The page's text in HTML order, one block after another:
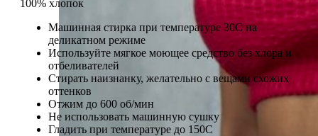
100% хлопок
Машинная стирка при температуре 30С на
деликатном режиме
Используйте мягкое моющее средство без хлора и
отбеливателей
Стирать наизнанку, желательно с вещами схожих
оттенков
Отжим до 600 об/мин
Не использовать машинную сушку
Гладить при температуре до 150С